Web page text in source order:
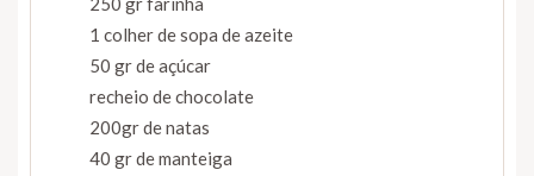
1 colher de sopa de azeite
50 gr de açúcar
recheio de chocolate
200gr de natas
40 gr de manteiga